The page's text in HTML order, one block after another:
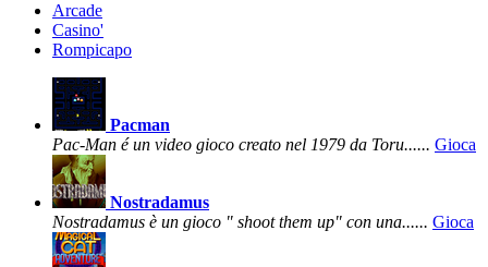
Arcade
Casino'
Rompicapo
Pacman
Pac-Man é un video gioco creato nel 1979 da Toru...... Gioca
Nostradamus
Nostradamus è un gioco " shoot them up" con una...... Gioca